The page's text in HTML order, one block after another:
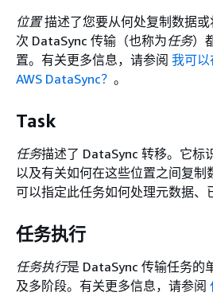
位置描述了您要从何处复制数据
次 DataSync 传输（也称为任务）
置。有关更多信息，请参阅 我可
AWS DataSync？ 。
Task
任务描述了 DataSync 转移。它标
以及有关如何在这些位置之间复制
可以指定此任务如何处理元数据、
任务执行
任务执行是 DataSync 传输任务的
及多阶段。有关更多信息，请参阅